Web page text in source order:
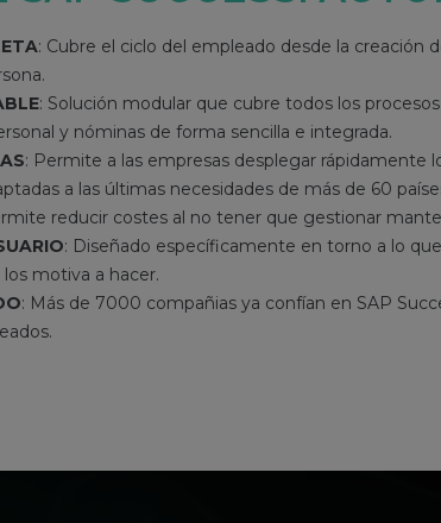
: Cubre el ciclo del empleado desde la creación
: Solución modular que cubre todos los
y nóminas de forma sencilla e integrada.
: Permite a las empresas desplegar rápidamente
a las últimas necesidades de más de 60
reducir costes al no tener que gestionar
: Diseñado específicamente en torno a lo
motiva a hacer.
: Más de 7000 compañias ya confían en SAP